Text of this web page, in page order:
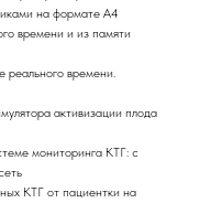
на формате А4
времени и из памяти
реального времени.
активизации плода
мониторинга КТГ: с
КТГ от пациентки на